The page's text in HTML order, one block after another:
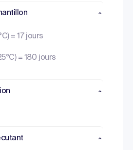
= 17 jours
= 180 jours